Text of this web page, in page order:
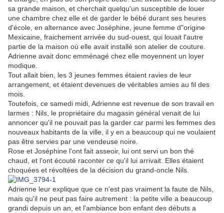
sa grande maison, et cherchait quelqu'un susceptible de louer
une chambre chez elle et de garder le bébé durant ses heures
d'école, en alternance avec Joséphine, jeune femme d"origine
Mexicaine, fraichement arrivée du sud-ouest, qui louait l'autre
partie de la maison où elle avait installé son atelier de couture.
Adrienne avait donc emménagé chez elle moyennent un loyer
modique.
Tout allait bien, les 3 jeunes femmes étaient ravies de leur
arrangement, et étaient devenues de véritables amies au fil des
mois.
Toutefois, ce samedi midi, Adrienne est revenue de son travail en
larmes : Nils, le propriétaire du magasin général venait de lui
annoncer qu'il ne pouvait pas la garder car parmi les femmes des
nouveaux habitants de la ville, il y en a beaucoup qui ne voulaient
pas être servies par une vendeuse noire.
Rose et Joséphine l'ont fait asseoir, lui ont servi un bon thé
chaud, et l'ont écouté raconter ce qu'il lui arrivait. Elles étaient
choquées et révoltées de la décision du grand-oncle Nils.
Adrienne leur explique que ce n'est pas vraiment la faute de Nils,
mais qu'il ne peut pas faire autrement : la petite ville a beaucoup
grandi depuis un an, et l'ambiance bon enfant des débuts a